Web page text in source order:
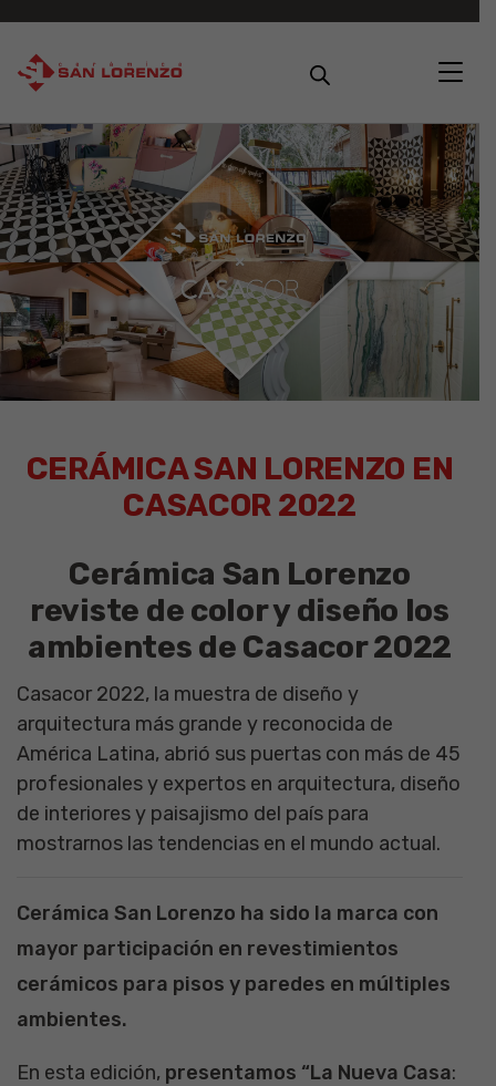
CERÁMICA SAN LORENZO EN
CASACOR 2022
Cerámica San Lorenzo
reviste de color y diseño los
ambientes de Casacor 2022
Casacor 2022, la muestra de diseño y
arquitectura más grande y reconocida de
América Latina, abrió sus puertas con más de 45
profesionales y expertos en arquitectura, diseño
de interiores y paisajismo del país para
mostrarnos las tendencias en el mundo actual.
Cerámica San Lorenzo ha sido la marca con
mayor participación en revestimientos
cerámicos para pisos y paredes en múltiples
ambientes.
En esta edición, presentamos “La Nueva Casa: